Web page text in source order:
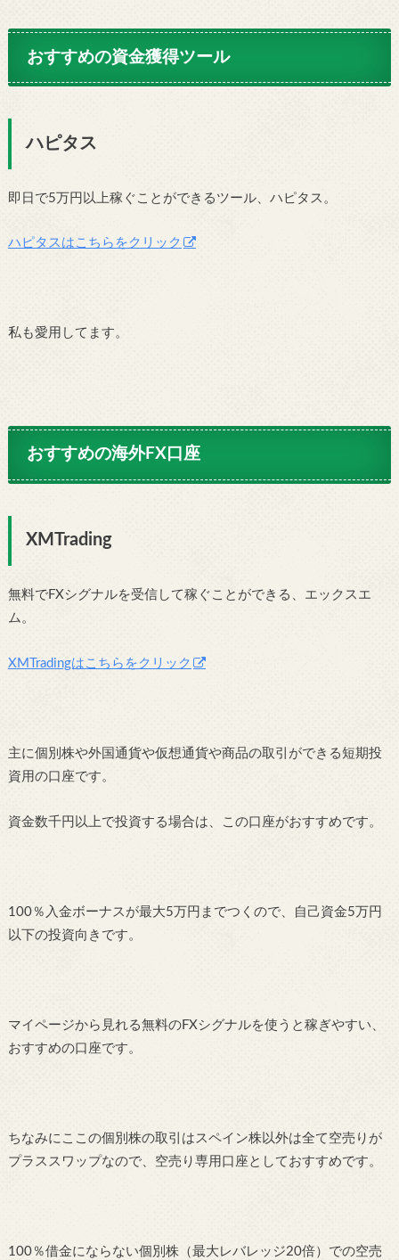
おすすめの資金獲得ツール
ハピタス
即日で5万円以上稼ぐことができるツール、ハピタス。
ハピタスはこちらをクリック
私も愛用してます。
おすすめの海外FX口座
XMTrading
無料でFXシグナルを受信して稼ぐことができる、エックスエ
ム。
XMTradingはこちらをクリック
主に個別株や外国通貨や仮想通貨や商品の取引ができる短期投
資用の口座です。
資金数千円以上で投資する場合は、この口座がおすすめです。
100％入金ボーナスが最大5万円までつくので、自己資金5万円
以下の投資向きです。
マイページから見れる無料のFXシグナルを使うと稼ぎやすい、
おすすめの口座です。
ちなみにここの個別株の取引はスペイン株以外は全て空売りが
プラススワップなので、空売り専用口座としておすすめです。
100％借金にならない個別株（最大レバレッジ20倍）での空売